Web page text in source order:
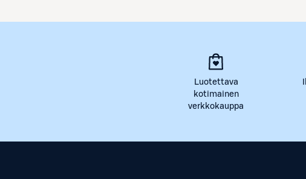
Luotettava
kotimainen
verkkokauppa